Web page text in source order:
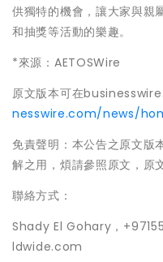
供獨特的機會，讓大家與親
和抽獎等活動的樂趣。
*來源：AETOSWire
原文版本可在
nesswire.com/news/
免責聲明：本公告之原文版
解之用，煩請參照原文，原
聯絡方式：
Shady El Gohary，
ldwide.com